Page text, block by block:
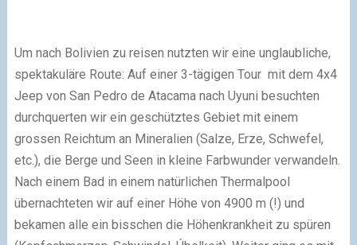
Um nach Bolivien zu reisen nutzten wir eine unglaubliche,
spektakuläre Route: Auf einer 3-tägigen Tour mit dem 4x4
Jeep von San Pedro de Atacama nach Uyuni besuchten
durchquerten wir ein geschütztes Gebiet mit einem
grossen Reichtum an Mineralien (Salze, Erze, Schwefel,
etc.), die Berge und Seen in kleine Farbwunder verwandeln.
Nach einem Bad in einem natürlichen Thermalpool
übernachteten wir auf einer Höhe von 4900 m (!) und
bekamen alle ein bisschen die Höhenkrankheit zu spüren